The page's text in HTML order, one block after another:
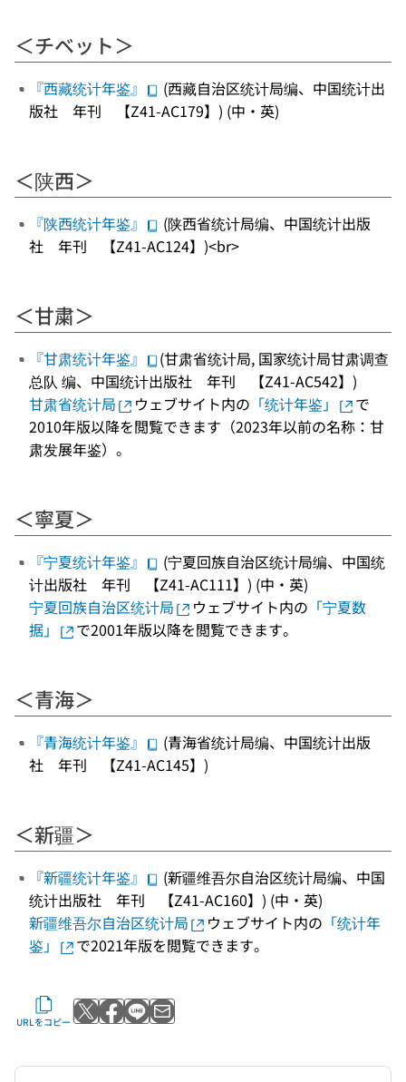
＜チベット＞
『西藏统计年鉴』
(西藏自治区统计局编、中国统计出
版社 年刊 【Z41-AC179】) (中・英)
＜陕西＞
『陕西统计年鉴』
(陕西省统计局编、中国统计出版
社 年刊 【Z41-AC124】)<br>
＜甘粛＞
『甘肃统计年鉴』
(甘肃省统计局, 国家统计局甘肃调查
总队 编、中国统计出版社 年刊 【Z41-AC542】)
甘肃省统计局
ウェブサイト内の 「统计年鉴」
で
2010年版以降を閲覧できます（2023年以前の名称：甘
肃发展年鉴）。
＜寧夏＞
『宁夏统计年鉴』
(宁夏回族自治区统计局编、中国统
计出版社 年刊 【Z41-AC111】) (中・英)
宁夏回族自治区统计局
ウェブサイト内の 「宁夏数
据」
で2001年版以降を閲覧できます。
＜青海＞
『青海统计年鉴』
(青海省统计局编、中国统计出版
社 年刊 【Z41-AC145】)
＜新疆＞
『新疆统计年鉴』
(新疆维吾尔自治区统计局编、中国
统计出版社 年刊 【Z41-AC160】) (中・英)
新疆维吾尔自治区统计局
ウェブサイト内の 「统计年
鉴」
で2021年版を閲覧できます。
URLをコピー Xでポストする
Facebookでシェアする
LINEで送る
メールで送る